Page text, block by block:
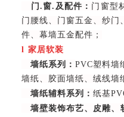
门.窗.及配件： 门窗型
门腰线、门窗五金、纱门
件、幕墙五金配件；
l 家居软装
墙纸系列：PVC塑料墙
墙纸、胶面墙纸、绒线墙
墙纸辅料系列： 纸基
墙壁装饰布艺、皮雕、